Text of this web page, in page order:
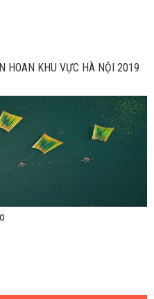
HOAN KHU VỰC HÀ NỘI 2019